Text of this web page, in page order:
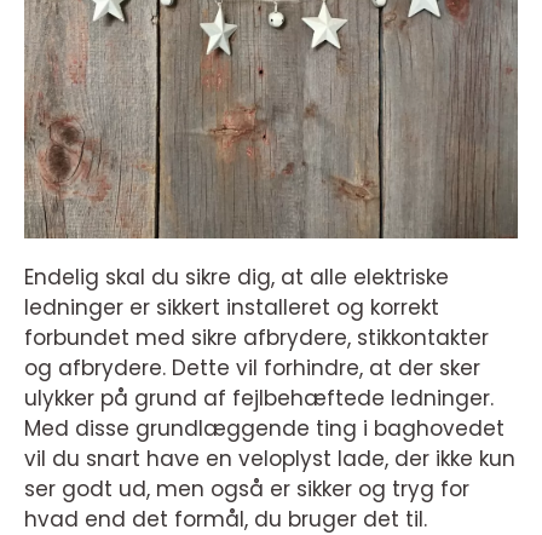
Endelig skal du sikre dig, at alle elektriske
ledninger er sikkert installeret og korrekt
forbundet med sikre afbrydere, stikkontakter
og afbrydere. Dette vil forhindre, at der sker
ulykker på grund af fejlbehæftede ledninger.
Med disse grundlæggende ting i baghovedet
vil du snart have en veloplyst lade, der ikke kun
ser godt ud, men også er sikker og tryg for
hvad end det formål, du bruger det til.